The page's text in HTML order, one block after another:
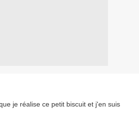
je réalise ce petit biscuit et j'en suis